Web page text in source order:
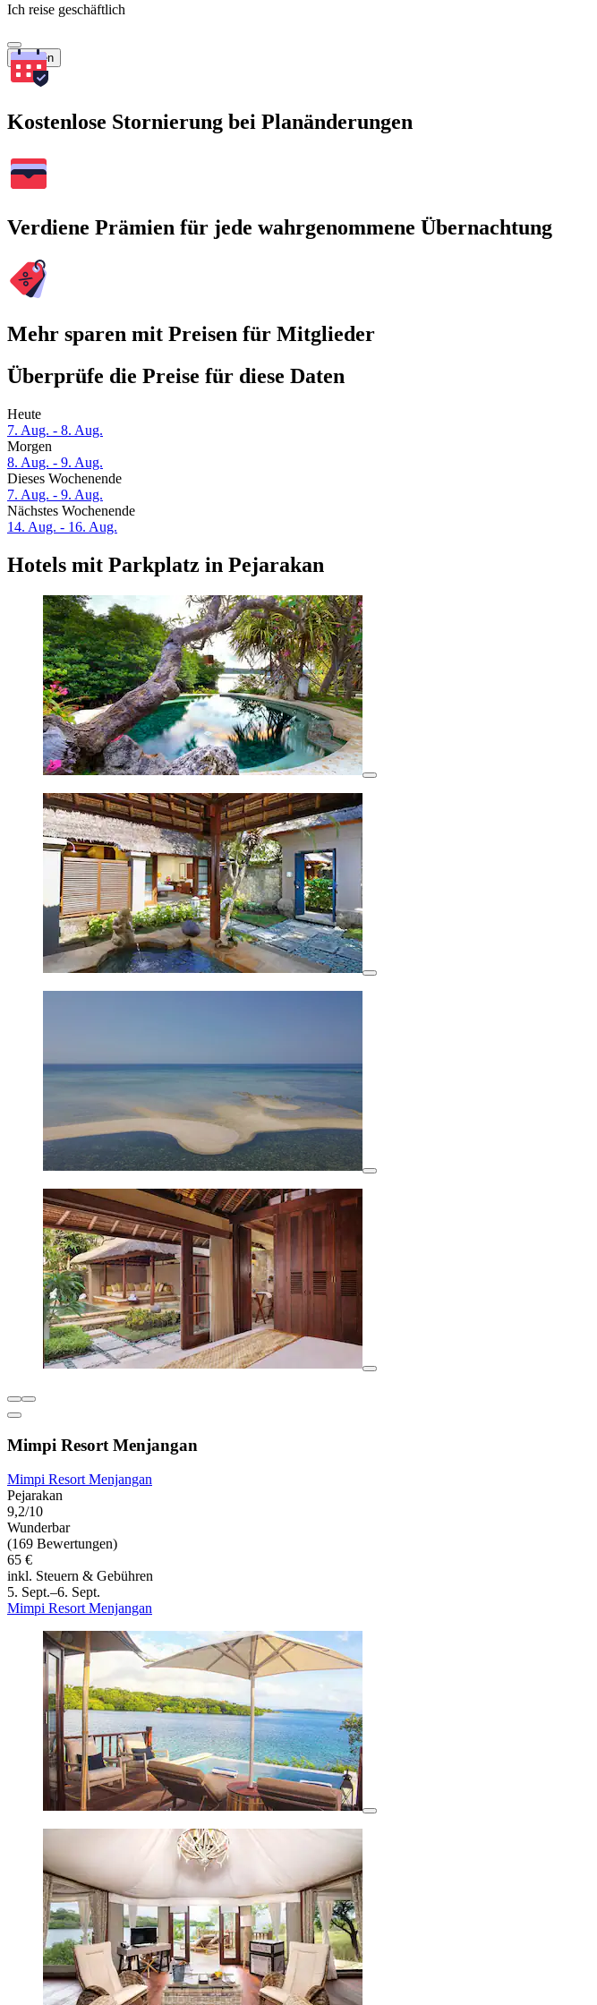
Ich reise geschäftlich
Suchen
Kostenlose Stornierung bei Planänderungen
Verdiene Prämien für jede wahrgenommene Übernachtung
Mehr sparen mit Preisen für Mitglieder
Überprüfe die Preise für diese Daten
Heute
7. Aug. - 8. Aug.
Morgen
8. Aug. - 9. Aug.
Dieses Wochenende
7. Aug. - 9. Aug.
Nächstes Wochenende
14. Aug. - 16. Aug.
Hotels mit Parkplatz in Pejarakan
Mimpi Resort Menjangan
Mimpi Resort Menjangan
Pejarakan
9,2/10
Wunderbar
(169 Bewertungen)
65 €
inkl. Steuern & Gebühren
5. Sept.–6. Sept.
Mimpi Resort Menjangan